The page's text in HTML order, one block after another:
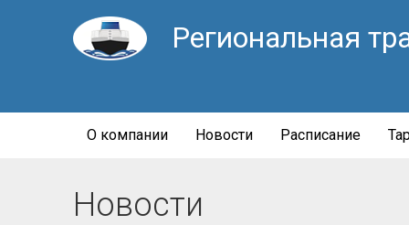
Региональная
О компании Новости Расписание
Новости